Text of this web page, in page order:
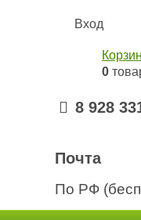
Вход
0
8 928
Почта
По РФ